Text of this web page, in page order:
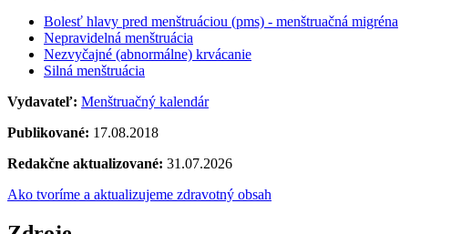
Bolesť hlavy pred menštruáciou (pms) - menštruačná migréna
Nepravidelná menštruácia
Nezvyčajné (abnormálne) krvácanie
Silná menštruácia
Vydavateľ: Menštruačný kalendár
Publikované: 17.08.2018
Redakčne aktualizované: 31.07.2026
Ako tvoríme a aktualizujeme zdravotný obsah